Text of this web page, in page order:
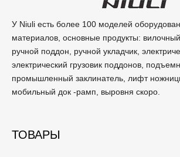
2018-04-04
Зарубежная китайская
кредитной ассоциации
Ниу Ли
Высокая производительность легче и
загрузки ведра для нагрузки; Конвертер
сцепления.
У Niuli есть более 100 моделей
материалов, основные продукты: вилочный
ручной поддон, ручной укладчик,
электрический грузовик поддонов,
промышленный заклинатель, лифт
мобильный док -рамп, выровня скоро.
ТОВАРЫ